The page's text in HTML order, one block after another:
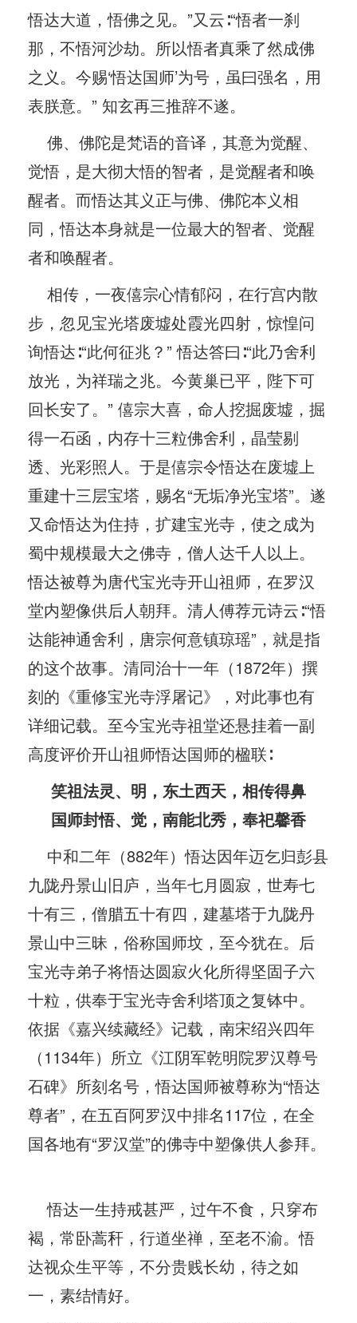
悟达大道，悟佛之见。”又云∶“悟者一刹
那，不悟河沙劫。所以悟者真乘了然成佛
之义。今赐‘悟达国师’为号，虽曰强名，用
表朕意。” 知玄再三推辞不遂。
佛、佛陀是梵语的音译，其意为觉醒、
觉悟，是大彻大悟的智者，是觉醒者和唤
醒者。而悟达其义正与佛、佛陀本义相
同，悟达本身就是一位最大的智者、觉醒
者和唤醒者。
相传，一夜僖宗心情郁闷，在行宫内散
步，忽见宝光塔废墟处霞光四射，惊惶问
询悟达∶“此何征兆？” 悟达答曰∶“此乃舍利
放光，为祥瑞之兆。今黄巢已平，陛下可
回长安了。” 僖宗大喜，命人挖掘废墟，掘
得一石函，内存十三粒佛舍利，晶莹剔
透、光彩照人。于是僖宗令悟达在废墟上
重建十三层宝塔，赐名“无垢净光宝塔”。遂
又命悟达为住持，扩建宝光寺，使之成为
蜀中规模最大之佛寺，僧人达千人以上。
悟达被尊为唐代宝光寺开山祖师，在罗汉
堂内塑像供后人朝拜。清人傅荐元诗云∶“悟
达能神通舍利，唐宗何意镇琼瑶”，就是指
的这个故事。清同治十一年（1872年）撰
刻的《重修宝光寺浮屠记》，对此事也有
详细记载。至今宝光寺祖堂还悬挂着一副
高度评价开山祖师悟达国师的楹联∶
笑祖法灵、明，东土西天，相传得鼻
国师封悟、觉，南能北秀，奉祀馨香
中和二年（882年）悟达因年迈乞归彭县
九陇丹景山旧庐，当年七月圆寂，世寿七
十有三，僧腊五十有四，建墓塔于九陇丹
景山中三昧，俗称国师坟，至今犹在。后
宝光寺弟子将悟达圆寂火化所得坚固子六
十粒，供奉于宝光寺舍利塔顶之复钵中。
依据《嘉兴续藏经》记载，南宋绍兴四年
（1134年）所立《江阴军乾明院罗汉尊号
石碑》所刻名号，悟达国师被尊称为“悟达
尊者”，在五百阿罗汉中排名117位，在全
国各地有“罗汉堂”的佛寺中塑像供人参拜。
悟达一生持戒甚严，过午不食，只穿布
褐，常卧蒿秆，行道坐禅，至老不渝。悟
达视众生平等，不分贵贱长幼，待之如
一，素结情好。